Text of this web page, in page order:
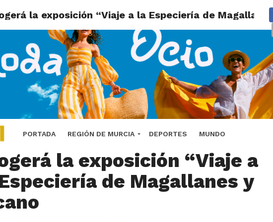
PORTADA REGIÓN DE MURCIA DEPORTES MUNDO
la exposición “Viaje a la Especiería de
Martín de Lorca
la exposición “Viaje a
de Magallanes y